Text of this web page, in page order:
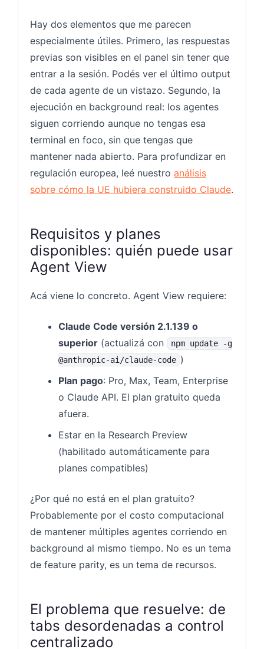
Hay dos elementos que me parecen
especialmente útiles. Primero, las respuestas
previas son visibles en el panel sin tener que
entrar a la sesión. Podés ver el último output
de cada agente de un vistazo. Segundo, la
ejecución en background real: los agentes
siguen corriendo aunque no tengas esa
terminal en foco, sin que tengas que
mantener nada abierto. Para profundizar en
regulación europea, leé nuestro análisis
sobre cómo la UE hubiera construido Claude.
Requisitos y planes
disponibles: quién puede usar
Agent View
Acá viene lo concreto. Agent View requiere:
Claude Code versión 2.1.139 o
superior (actualizá con
npm update -g
@anthropic-ai/claude-code )
Plan pago: Pro, Max, Team, Enterprise
o Claude API. El plan gratuito queda
afuera.
Estar en la Research Preview
(habilitado automáticamente para
planes compatibles)
¿Por qué no está en el plan gratuito?
Probablemente por el costo computacional
de mantener múltiples agentes corriendo en
background al mismo tiempo. No es un tema
de feature parity, es un tema de recursos.
El problema que resuelve: de
tabs desordenadas a control
centralizado